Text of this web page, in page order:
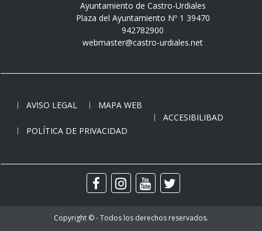
Ayuntamiento de Castro-Urdiales
Plaza del Ayuntamiento Nº 1 39470
942782900
webmaster@castro-urdiales.net
AVISO LEGAL
MAPA WEB
ACCESIBILIBAD
POLÍTICA DE PRIVACIDAD
Copyright © - Todos los derechos reservados.